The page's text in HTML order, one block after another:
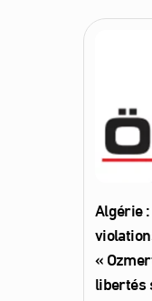
Algérie
«
libertés